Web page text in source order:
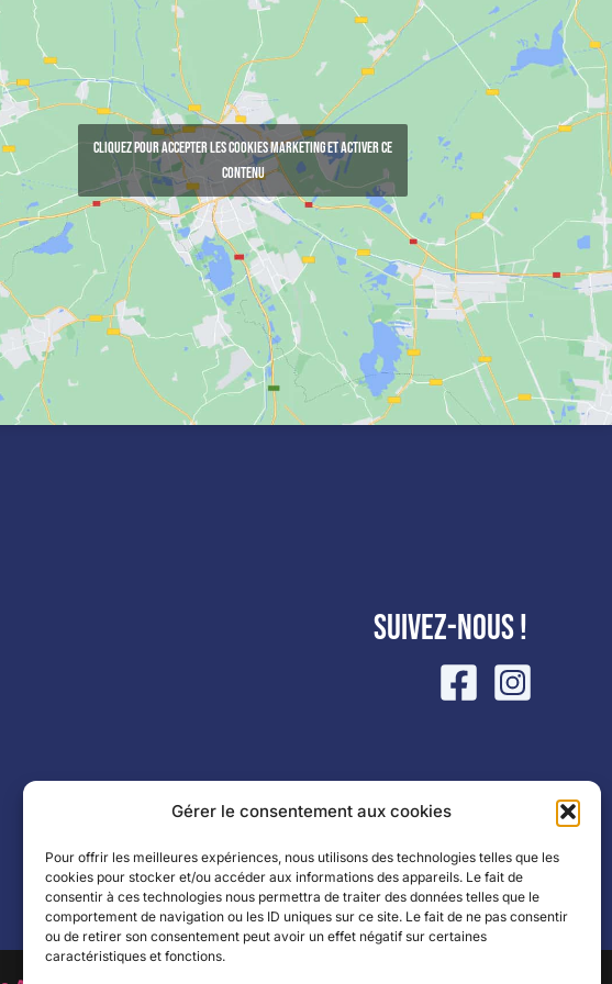
Gérer le consentement aux cookies
Pour offrir les meilleures expériences, nous utilisons des technologies telles que les
cookies pour stocker et/ou accéder aux informations des appareils. Le fait de
consentir à ces technologies nous permettra de traiter des données telles que le
comportement de navigation ou les ID uniques sur ce site. Le fait de ne pas consentir
ou de retirer son consentement peut avoir un effet négatif sur certaines
caractéristiques et fonctions.
Cliquez pour accepter les cookies marketing et activer ce
contenu
Suivez-nous !
Partenaires|Mentions légales